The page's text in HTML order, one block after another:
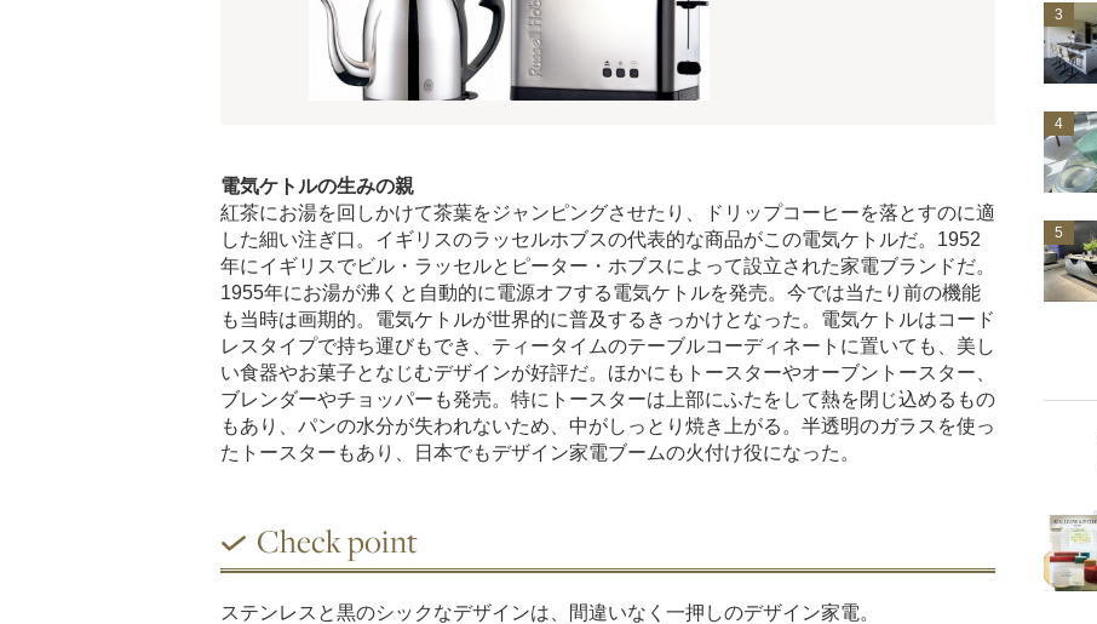
電気ケトルの生みの親
紅茶にお湯を回しかけて茶葉をジャンピングさせたり、ドリップコーヒーを落とすのに適
した細い注ぎ口。イギリスのラッセルホブスの代表的な商品がこの電気ケトルだ。1952
年にイギリスでビル・ラッセルとピーター・ホブスによって設立された家電ブランドだ。
1955年にお湯が沸くと自動的に電源オフする電気ケトルを発売。今では当たり前の機能
も当時は画期的。電気ケトルが世界的に普及するきっかけとなった。電気ケトルはコード
レスタイプで持ち運びもでき、ティータイムのテーブルコーディネートに置いても、美し
い食器やお菓子となじむデザインが好評だ。ほかにもトースターやオーブントースター、
ブレンダーやチョッパーも発売。特にトースターは上部にふたをして熱を閉じ込めるもの
もあり、パンの水分が失われないため、中がしっとり焼き上がる。半透明のガラスを使っ
たトースターもあり、日本でもデザイン家電ブームの火付け役になった。
Check point
ステンレスと黒のシックなデザインは、間違いなく一押しのデザイン家電。
3
4
5